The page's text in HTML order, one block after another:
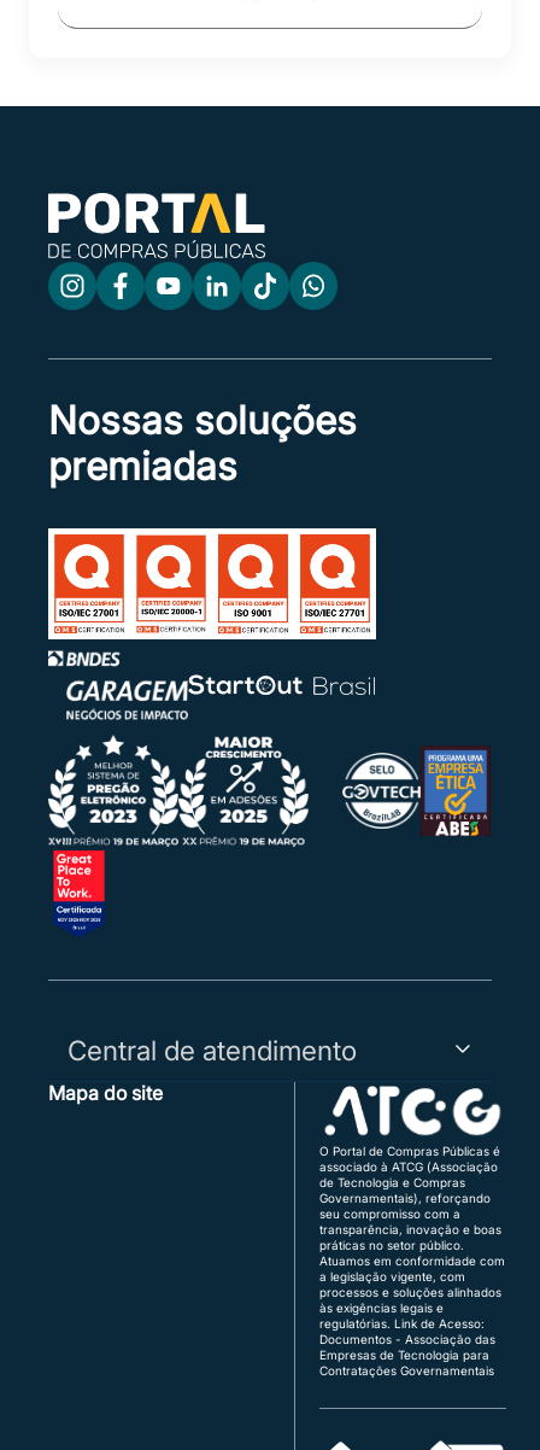
Nossas soluções
premiadas
Central de atendimento
Capitais, Regiões Metropolitanas e WhatsApp:
(48) 3771-4672 | (51) 3103-9615
(61) 3120-3700 | (61) 3142-4887
Atendimento de segunda a sexta, das 8h às 18h
(horário de Brasília), exceto feriados.
Quer vender para o governo?
fornecedor@portaldecompraspublicas.com.b
comprador@portaldecompraspublicas.com.b
Conecte seus sistemas diretamente ao Portal
Mapa do site
O Portal de Compras Públicas é
associado à ATCG (Associação
de Tecnologia e Compras
Governamentais), reforçando
seu compromisso com a
transparência, inovação e boas
práticas no setor público.
Atuamos em conformidade com
a legislação vigente, com
processos e soluções alinhados
às exigências legais e
regulatórias. Link de Acesso:
Documentos - Associação das
Empresas de Tecnologia para
Contratações Governamentais